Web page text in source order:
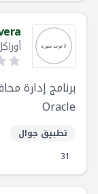
برنامج إدارة
Oracle
تطبيق جوال
31